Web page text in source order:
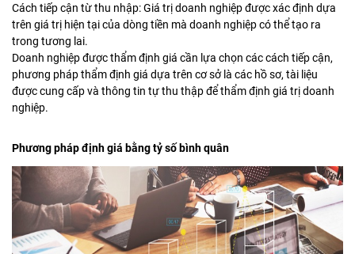
Cách tiếp cận từ thu nhập: Giá trị doanh nghiệp được xác định dựa
trên giá trị hiện tại của dòng tiền mà doanh nghiệp có thể tạo ra
trong tương lai.
Doanh nghiệp được thẩm định giá cần lựa chọn các cách tiếp cận,
phương pháp thẩm định giá dựa trên cơ sở là các hồ sơ, tài liệu
được cung cấp và thông tin tự thu thập để thẩm định giá trị doanh
nghiệp.
Phương pháp định giá bằng tỷ số bình quân